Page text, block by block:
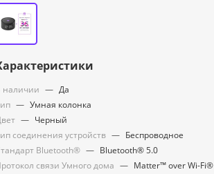
наличии — Да
— Умная колонка
— Черный
соединения устройств — Беспроводное
Bluetooth® — Bluetooth® 5.0
связи Умного дома — Matter™ over Wi-Fi®